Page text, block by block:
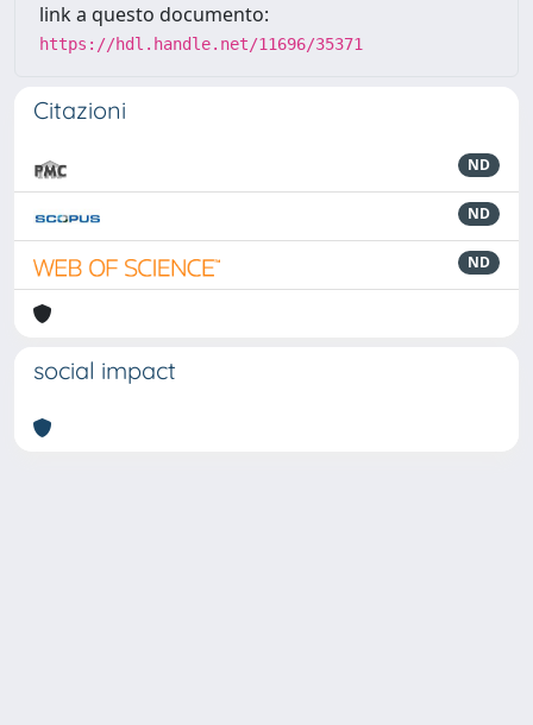
link a questo documento:
https://hdl.handle.net/11696/35371
Citazioni
ND
ND
ND
social impact